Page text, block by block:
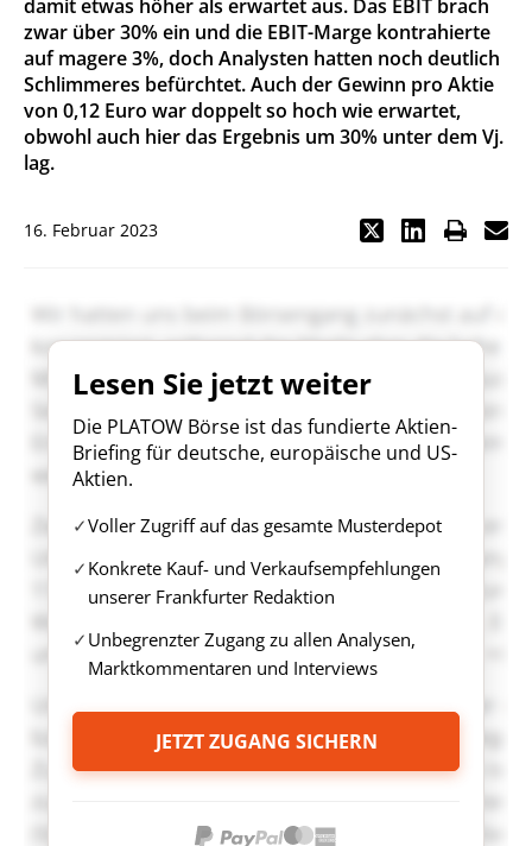
damit etwas höher als erwartet aus. Das EBIT brach
zwar über 30% ein und die EBIT-Marge kontrahierte
auf magere 3%, doch Analysten hatten noch deutlich
Schlimmeres befürchtet. Auch der Gewinn pro Aktie
von 0,12 Euro war doppelt so hoch wie erwartet,
obwohl auch hier das Ergebnis um 30% unter dem Vj.
lag.
16. Februar 2023
Lesen Sie jetzt weiter
Die PLATOW Börse ist das fundierte Aktien-
Briefing für deutsche, europäische und US-
Aktien.
Voller Zugriff auf das gesamte Musterdepot
Konkrete Kauf- und Verkaufsempfehlungen
unserer Frankfurter Redaktion
Unbegrenzter Zugang zu allen Analysen,
Marktkommentaren und Interviews
JETZT ZUGANG SICHERN